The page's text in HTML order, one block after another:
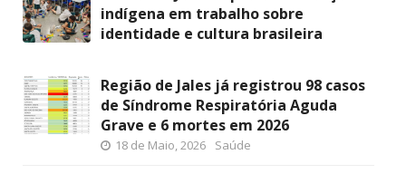
indígena em trabalho sobre
identidade e cultura brasileira
Região de Jales já registrou 98 casos
de Síndrome Respiratória Aguda
Grave e 6 mortes em 2026
18 de Maio, 2026 Saúde